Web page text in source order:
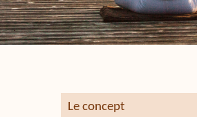
Le concept